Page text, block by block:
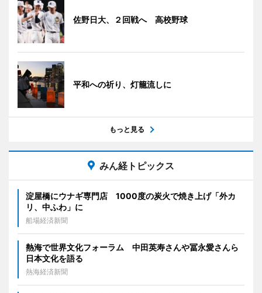
佐野日大、２回戦へ 高校野球
平和への祈り、灯籠流しに
もっと見る
みん経トピックス
淀屋橋にウナギ専門店 1000度の炭火で焼き上げ「外カ
リ、中ふわ」に
船場経済新聞
熱海で世界文化フォーラム 中田英寿さんや冨永愛さんら
日本文化を語る
熱海経済新聞